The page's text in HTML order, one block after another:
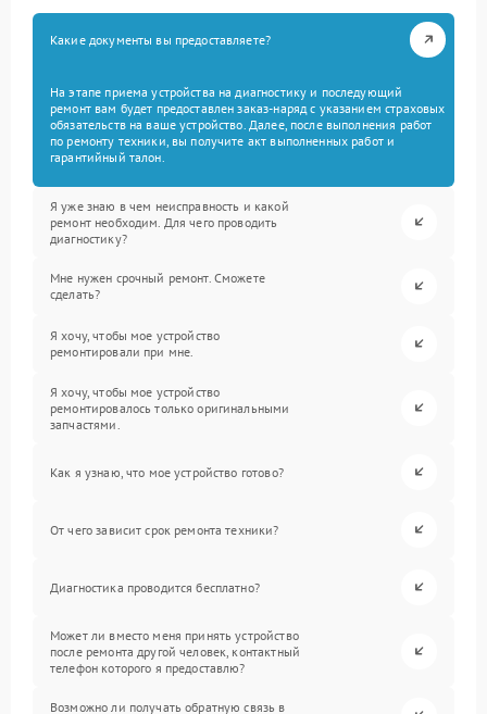
Какие документы вы предоставляете?
На этапе приема устройства на диагностику и последующий
ремонт вам будет предоставлен заказ-наряд с указанием страховых
обязательств на ваше устройство. Далее, после выполнения работ
по ремонту техники, вы получите акт выполненных работ и
гарантийный талон.
Я уже знаю в чем неисправность и какой
ремонт необходим. Для чего проводить
диагностику?
Мне нужен срочный ремонт. Сможете
сделать?
Я хочу, чтобы мое устройство
ремонтировали при мне.
Я хочу, чтобы мое устройство
ремонтировалось только оригинальными
запчастями.
Как я узнаю, что мое устройство готово?
От чего зависит срок ремонта техники?
Диагностика проводится бесплатно?
Может ли вместо меня принять устройство
после ремонта другой человек, контактный
телефон которого я предоставлю?
Возможно ли получать обратную связь в